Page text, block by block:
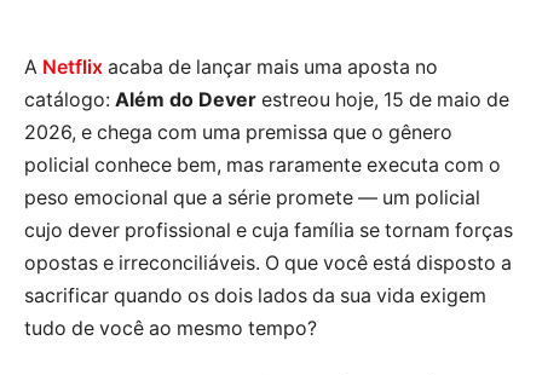
A Netflix acaba de lançar mais uma aposta no
catálogo: Além do Dever estreou hoje, 15 de maio de
2026, e chega com uma premissa que o gênero
policial conhece bem, mas raramente executa com o
peso emocional que a série promete — um policial
cujo dever profissional e cuja família se tornam forças
opostas e irreconciliáveis. O que você está disposto a
sacrificar quando os dois lados da sua vida exigem
tudo de você ao mesmo tempo?